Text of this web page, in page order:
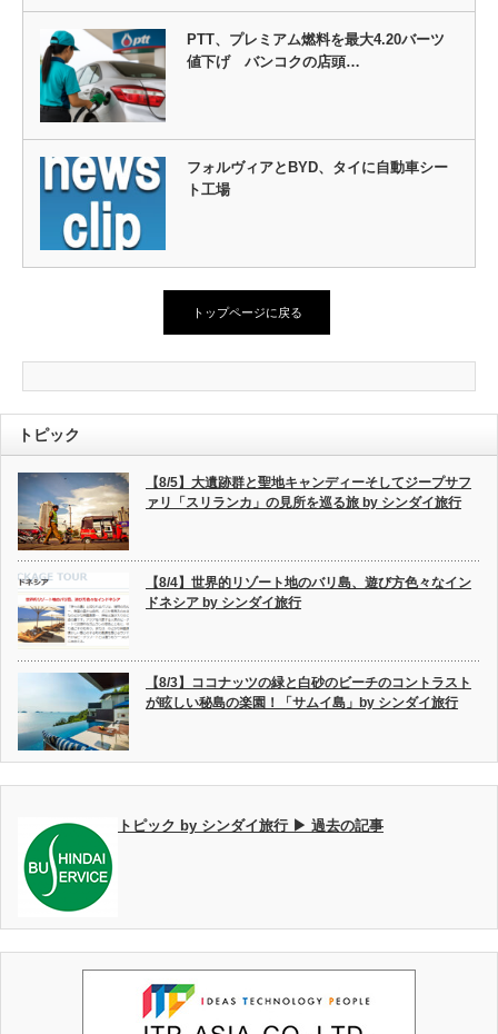
PTT、プレミアム燃料を最大4.20バーツ
値下げ バンコクの店頭…
フォルヴィアとBYD、タイに自動車シー
ト工場
トップページに戻る
トピック
【8/5】大遺跡群と聖地キャンディーそしてジープサフ
ァリ「スリランカ」の見所を巡る旅 by シンダイ旅行
【8/4】世界的リゾート地のバリ島、遊び方色々なイン
ドネシア by シンダイ旅行
【8/3】ココナッツの緑と白砂のビーチのコントラスト
が眩しい秘島の楽園！「サムイ島」by シンダイ旅行
トピック by シンダイ旅行 ▶ 過去の記事